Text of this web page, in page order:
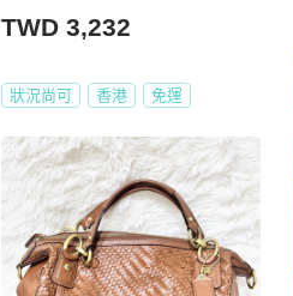
TWD 3,232
狀況尚可 香港 免運